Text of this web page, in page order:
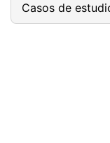
Casos de